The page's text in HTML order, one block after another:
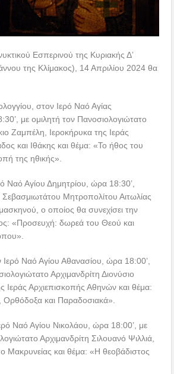
Εσπερινού της Κυριακής Δ’
της Κλίμακος), 14 Απριλίου 2024 θα
στον Ιερό Ναό Αγίας
με ομιλητή τον Πανοσιολογιώτατο
Ζαμπέλη, Ιεροκήρυκα της Ιεράς
και Ιθάκης και θέμα: «Το ήθος του
της ηθικής».
Ναό Αγίου Δημητρίου, ώρα 18:30’,
Μητροπολίτου Αιτωλίας
ο οποίος θα συνεχίσει την
«Προσευχή: δωρεά του Θεού και
Ιερό Ναό Αγίου Αθανασίου, ώρα 18:00’,
Αρχιμανδρίτη Διονύσιο
Ιεράς Αρχιεπισκοπής Αθηνών και θέμα:
Ορθόδοξα και Παραδοσιακά».
Ναό Αγίου Νικολάου, ώρα 18:00’, με
Αρχιμανδρίτη Σιλουανό Ψιλλιά,
Μακρυνείας και θέμα: «Η θεοβάδιστος